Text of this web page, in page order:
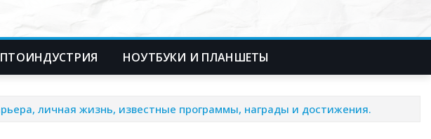
НОУТБУКИ И ПЛАНШЕТЫ
личная жизнь, известные программы, награды и достижения.